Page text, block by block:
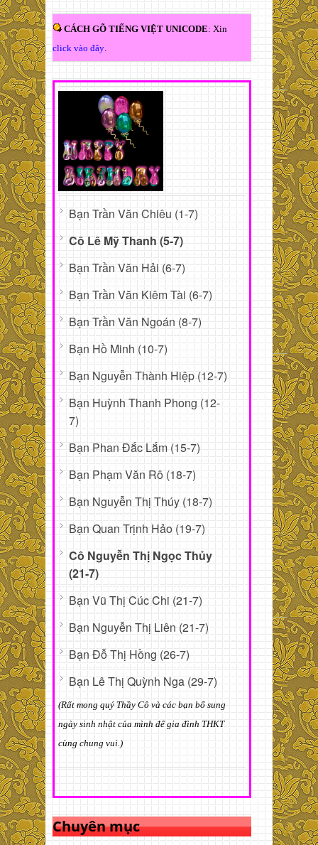
CÁCH GÕ TIẾNG VIỆT UNICODE: Xin
click vào đây
Bạn Trần Văn Chiêu (1-7)
Cô Lê Mỹ Thanh (5-7)
Bạn Trần Văn Hải (6-7)
Bạn Trần Văn Kiêm Tài (6-7)
Bạn Trần Văn Ngoán (8-7)
Bạn Hồ Minh (10-7)
Bạn Nguyễn Thành Hiệp (12-7)
Bạn Huỳnh Thanh Phong (12-
7)
Bạn Phan Đắc Lắm (15-7)
Bạn Phạm Văn Rô (18-7)
Bạn Nguyễn Thị Thúy (18-7)
Bạn Quan Trịnh Hảo (19-7)
Cô Nguyễn Thị Ngọc Thủy
(21-7)
Bạn Vũ Thị Cúc Chi (21-7)
Bạn Nguyễn Thị Liên (21-7)
Bạn Đỗ Thị Hồng (26-7)
Bạn Lê Thị Quỳnh Nga (29-7)
(Rất mong quý Thầy Cô và các bạn bổ sung
ngày sinh nhật của mình để gia đình THKT
cùng chung vui.)
Chuyên mục